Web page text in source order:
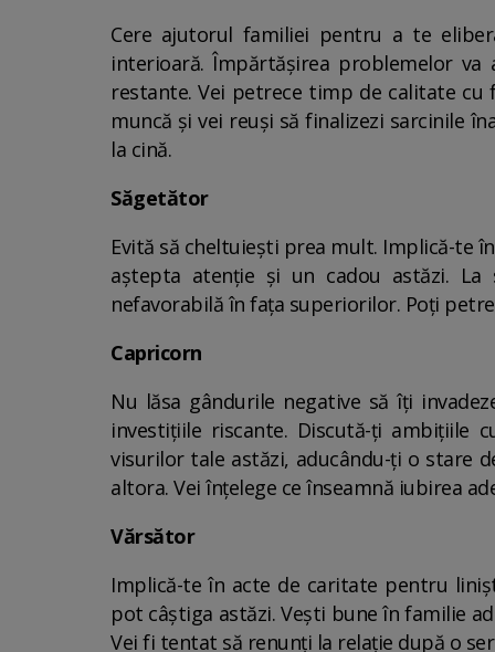
Cere ajutorul familiei pentru a te
interioară. Împărtășirea problemelor
restante. Vei petrece timp de calitate cu
muncă și vei reuși să finalizezi sarcinile
la cină.
Săgetător
Evită să cheltuiești prea mult. Implică-te
aștepta atenție și un cadou astăzi.
nefavorabilă în fața superiorilor. Poți
Capricorn
Nu lăsa gândurile negative să îți
investițiile riscante. Discută-ți ambițiile
visurilor tale astăzi, aducându-ți o stare
altora. Vei înțelege ce înseamnă iubirea
Vărsător
Implică-te în acte de caritate pentru
pot câștiga astăzi. Vești bune în familie
Vei fi tentat să renunți la relație după o